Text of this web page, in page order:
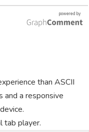
than ASCII
and a responsive
tab player.